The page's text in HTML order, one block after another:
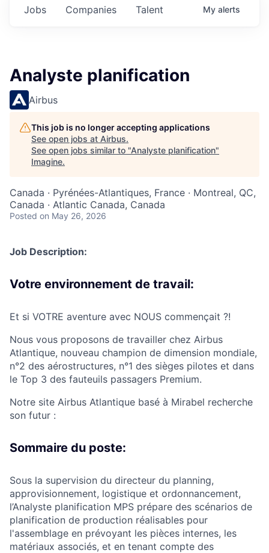
Jobs Companies Talent My alerts
Analyste planification
Airbus
This job is no longer accepting applications
See open jobs at Airbus.
See open jobs similar to "Analyste planification"
Imagine.
Canada · Pyrénées-Atlantiques, France · Montreal, QC,
Canada · Atlantic Canada, Canada
Posted on May 26, 2026
Job Description:
Votre environnement de travail:
Et si VOTRE aventure avec NOUS commençait ?!
Nous vous proposons de travailler chez Airbus
Atlantique, nouveau champion de dimension mondiale,
n°2 des aérostructures, n°1 des sièges pilotes et dans
le Top 3 des fauteuils passagers Premium.
Notre site Airbus Atlantique basé à Mirabel recherche
son futur :
Sommaire du poste:
Sous la supervision du directeur du planning,
approvisionnement, logistique et ordonnancement,
l’Analyste planification MPS prépare des scénarios de
planification de production réalisables pour
l'assemblage en prévoyant les pièces internes, les
matériaux associés, et en tenant compte des